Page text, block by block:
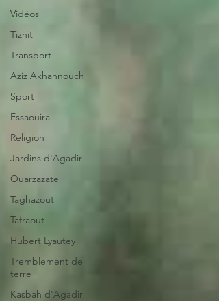
Vidéos
Tiznit
Transport
Aziz Akhannouch
Sport
Essaouira
Religion
Jardins d'Agadir
Ouarzazate
Taghazout
Tafraout
Hubert Lyautey
Tremblement de
terre
Kasbah d'Agadir